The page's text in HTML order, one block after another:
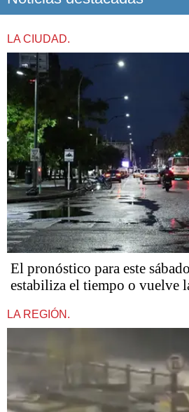
LA CIUDAD.
El pronóstico para este
estabiliza el tiempo o vuelve
LA REGIÓN.